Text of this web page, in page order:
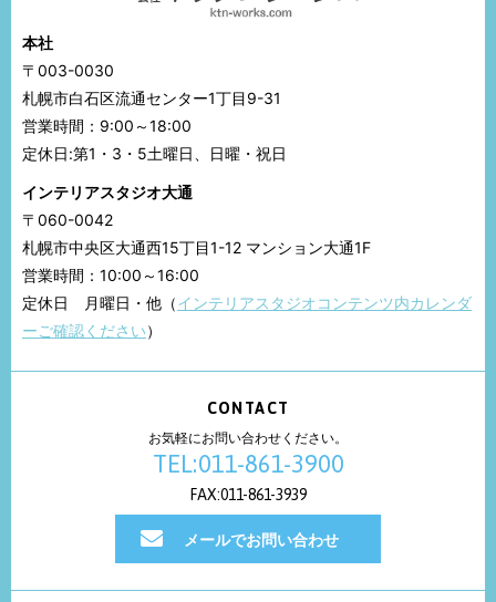
本社
〒003-0030
札幌市白石区流通センター1丁目9-31
営業時間：9:00～18:00
定休日:第1・3・5土曜日、日曜・祝日
インテリアスタジオ大通
〒060-0042
札幌市中央区大通西15丁目1-12 マンション大通1F
営業時間：10:00～16:00
定休日 月曜日・他（インテリアスタジオコンテンツ内カレンダ
ーご確認ください）
CONTACT
お気軽にお問い合わせください。
TEL:011-861-3900
FAX:011-861-3939
メールでお問い合わせ